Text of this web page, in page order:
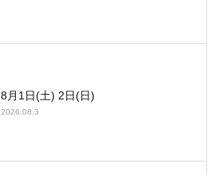
8月1日(土) 2日(日)
2026.08.3